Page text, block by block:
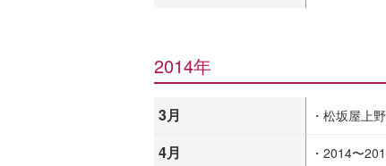
2014年
3月 ・松坂屋上
4月 ・2014〜